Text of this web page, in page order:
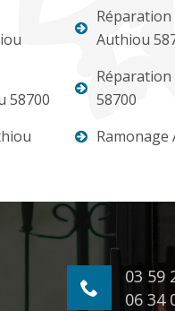
58700
Réparation
Authiou
58700
Ramonage
03 59
06 34